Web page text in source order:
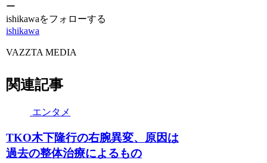
ー
ishikawaをフォローする
ishikawa
VAZZTA MEDIA
関連記事
エンタメ
TKO木下隆行の右腕異変、原因は
過去の整体治療によるもの